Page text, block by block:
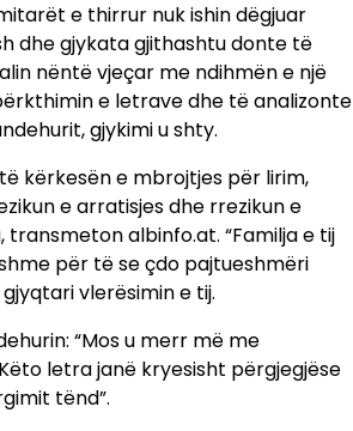
e thirrur nuk ishin dëgjuar
dhe gjykata gjithashtu donte të
nëntë vjeçar me ndihmën e një
e letrave dhe të analizonte
gjykimi u shty.
kërkesën e mbrojtjes për lirim,
e arratisjes dhe rrezikun e
transmeton albinfo.at. “Familja e tij
për të se çdo pajtueshmëri
vlerësimin e tij.
“Mos u merr më me
letra janë kryesisht përgjegjëse
tënd”.